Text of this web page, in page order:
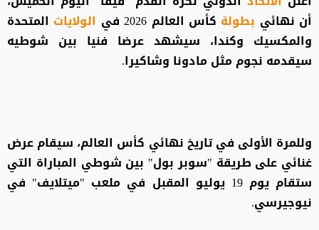
أن نهائي بطولة كأس العالم 2026 في الولايات المتحدة
والمكسيك وكندا، سيشهد عرضا فنيا بين شوطيه
سيقدمه نجوم مثل مادونا وشاكيرا.
وللمرة الأولى في تاريخ نهائي كأس العالم، سيقام عرض
غنائي على طريقة "سوبر بول" بين شوطي المباراة التي
ستقام يوم 19 يوليو المقبل في ملعب "ميتلايف" في
نيوجيرسي.